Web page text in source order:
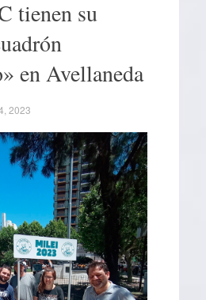
tienen su
en Avellaneda
2023